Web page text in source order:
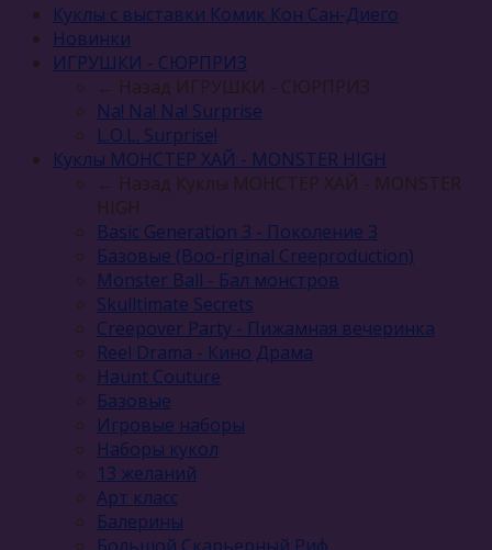
Куклы с выставки Комик Кон Сан-Диего
Новинки
ИГРУШКИ - СЮРПРИЗ
← Назад ИГРУШКИ - СЮРПРИЗ
Na! Na! Na! Surprise
L.O.L. Surprise!
Куклы МОНСТЕР ХАЙ - MONSTER HIGH
← Назад Куклы МОНСТЕР ХАЙ - MONSTER
HIGH
Basic Generation 3 - Поколение 3
Базовые (Boo-riginal Creeproduction)
Monster Ball - Бал монстров
Skulltimate Secrets
Creepover Party - Пижамная вечеринка
Reel Drama - Кино Драма
Haunt Couture
Базовые
Игровые наборы
Наборы кукол
13 желаний
Арт класс
Балерины